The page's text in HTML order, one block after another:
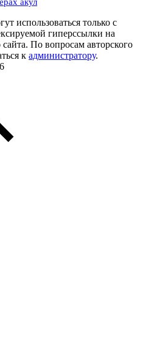
использоваться только с
гиперссылки на
По вопросам авторского
кадминистратору.